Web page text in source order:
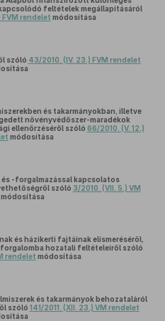
feltételek megállapításáról
FVM rendelet módosítása
szóló 43/2010. (IV. 23.) FVM rendelet
és takarmányokban, illetve
növényvédőszer-maradékok
ellenőrzéséről szóló 66/2010. (V. 12.)
módosítása
-forgalmazással kapcsolatos
szóló 3/2010. (VII. 5.) VM
módosítása
és házikerti fajtáinak elismeréséről,
hozatali feltételeiről szóló
rendelet módosítása
és takarmányok behozataláról
szóló 141/2011. (XII. 23.) VM rendelet